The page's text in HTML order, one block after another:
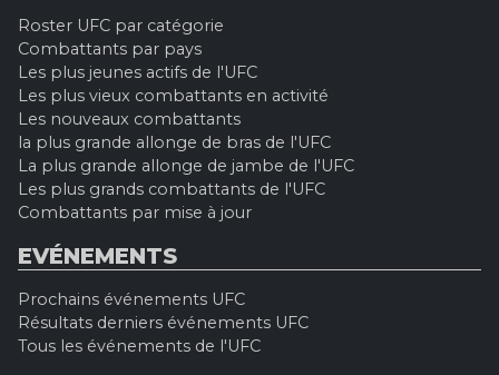
Roster UFC par catégorie
Combattants par pays
Les plus jeunes actifs de l'UFC
Les plus vieux combattants en activité
Les nouveaux combattants
la plus grande allonge de bras de l'UFC
La plus grande allonge de jambe de l'UFC
Les plus grands combattants de l'UFC
Combattants par mise à jour
EVÉNEMENTS
Prochains événements UFC
Résultats derniers événements UFC
Tous les événements de l'UFC